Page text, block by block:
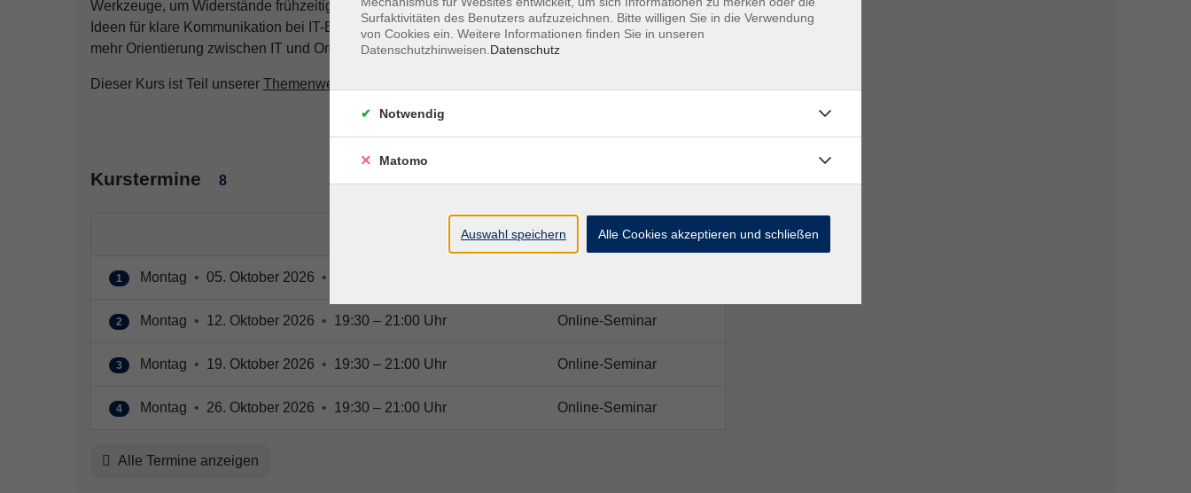
Werkzeuge, um Widerstände frühzeitig zu erkennen
Ideen für klare Kommunikation bei IT-Einführungen
mehr Orientierung zwischen IT und Organisation
Dieser Kurs ist Teil unserer Themenwelt Arbeitswelt im Wandel
Kurstermine 8
Ort / Raum
1 Montag • 05. Oktober 2026 •
2 Montag • 12. Oktober 2026 • 19:30 – 21:00 Uhr Online-Seminar
3 Montag • 19. Oktober 2026 • 19:30 – 21:00 Uhr Online-Seminar
4 Montag • 26. Oktober 2026 • 19:30 – 21:00 Uhr Online-Seminar
Alle Termine anzeigen
Surfaktivitäten des Benutzers aufzuzeichnen. Bitte willigen Sie in die Verwendung
von Cookies ein. Weitere Informationen finden Sie in unseren
Datenschutzhinweisen. Datenschutz
Notwendig
Matomo
Auswahl speichern Alle Cookies akzeptieren und schließen